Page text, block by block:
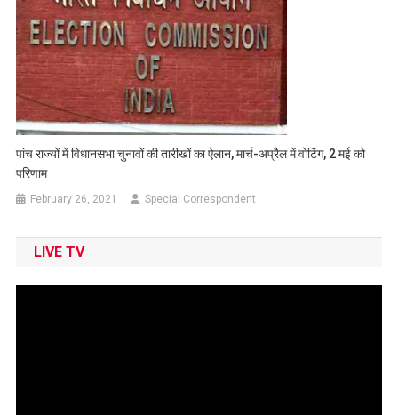
पांच राज्यों में विधानसभा चुनावों की तारीखों का ऐलान, मार्च-अप्रैल में वोटिंग, 2 मई को
परिणाम
February 26, 2021 Special Correspondent
LIVE TV